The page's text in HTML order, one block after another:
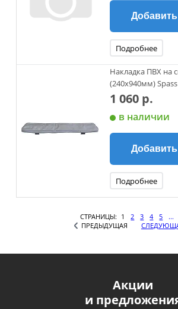
Подробнее
Накладка ПВХ на
(240х940мм) Spass
1 060 р.
в наличии
Подробнее
СТРАНИЦЫ: 1 2 3 4 5 ...
ПРЕДЫДУЩАЯ
Акции
и